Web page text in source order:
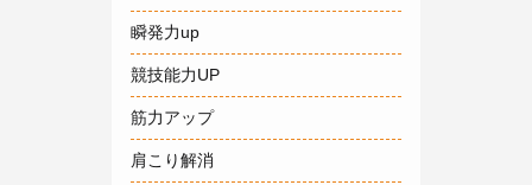
瞬発力up
競技能力UP
筋力アップ
肩こり解消